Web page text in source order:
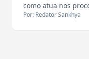
como atua nos
Por: Redator Sankhya